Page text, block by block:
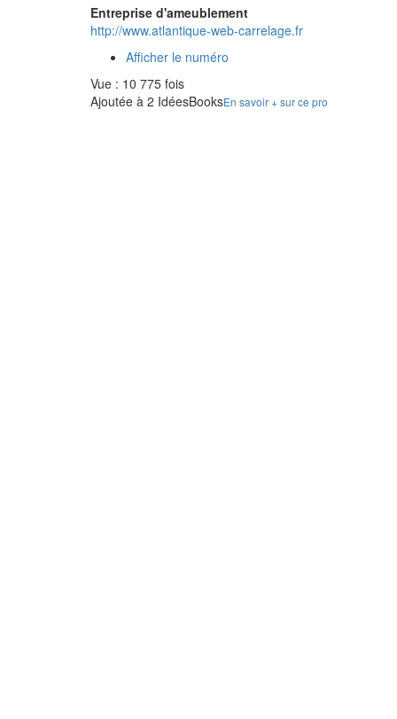
Entreprise d'ameublement
http://www.atlantique-web-carrelage.fr
Afficher le numéro
Vue : 10 775 fois
Ajoutée à 2 IdéesBooksEn savoir + sur ce pro